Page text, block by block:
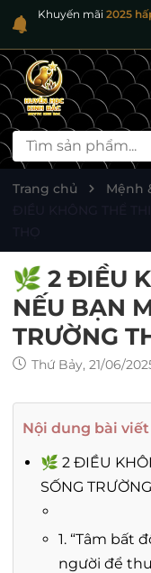
Khuyến mãi 2025
Trang chủ Mệnh
🌿 2 ĐIỀU
NẾU BẠN
TRƯỜNG
Thứ Bảy, 21/06/
Nội dung bài viết
🌿 2 ĐIỀU
SỐNG
1. “Tâm bất
người để